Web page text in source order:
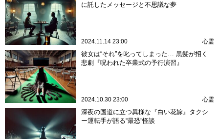
に託したメッセージと不思議な夢
2024.11.14 23:00 心霊
彼女は“それ”を叱ってしまった… 黒髪が招く
悲劇『呪われた卒業式の予行演習』
2024.10.30 23:00 心霊
深夜の国道に立つ異様な『白い花嫁』タクシ
ー運転手が語る“最恐”怪談